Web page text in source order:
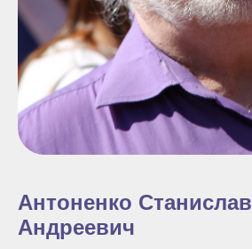
Антоненко Станислав
Андреевич